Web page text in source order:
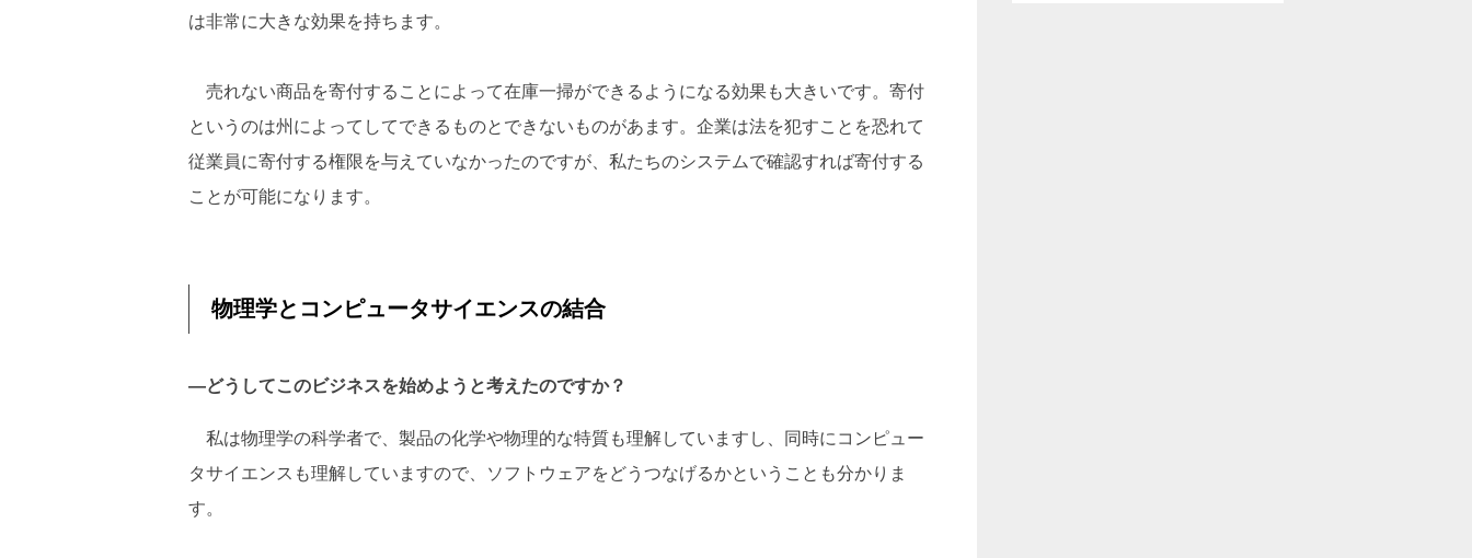
は非常に大きな効果を持ちます。
売れない商品を寄付することによって在庫一掃ができるようになる効果も大きいです。寄付
というのは州によってしてできるものとできないものがあます。企業は法を犯すことを恐れて
従業員に寄付する権限を与えていなかったのですが、私たちのシステムで確認すれば寄付する
ことが可能になります。
物理学とコンピュータサイエンスの結合
―どうしてこのビジネスを始めようと考えたのですか？
私は物理学の科学者で、製品の化学や物理的な特質も理解していますし、同時にコンピュー
タサイエンスも理解していますので、ソフトウェアをどうつなげるかということも分かりま
す。